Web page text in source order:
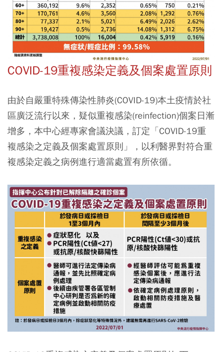
COVID-19重複感染定義及個案處置原則
由於自嚴重特殊傳染性肺炎(COVID-19)本土疫情於社
區廣泛流行以來，疑似重複感染(reinfection)個案日漸
增多，本中心經專家會議決議，訂定「COVID-19重
複感染之定義及個案處置原則」，以利醫界對符合重
複感染定義之病例進行適當處置有所依循。